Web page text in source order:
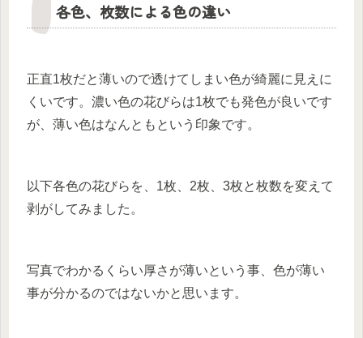
各色、枚数による色の違い
正直1枚だと薄いので透けてしまい色が綺麗に見えに
くいです。濃い色の花びらは1枚でも発色が良いです
が、薄い色はなんともという印象です。
以下各色の花びらを、1枚、2枚、3枚と枚数を変えて
剥がしてみました。
写真でわかるくらい厚さが薄いという事、色が薄い
事が分かるのではないかと思います。